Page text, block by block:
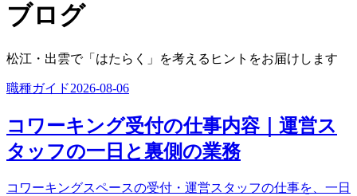
ブログ
松江・出雲で「はたらく」を考えるヒントをお届けします
職種ガイド2026-08-06
コワーキング受付の仕事内容｜運営ス
タッフの一日と裏側の業務
コワーキングスペースの受付・運営スタッフの仕事を、一日